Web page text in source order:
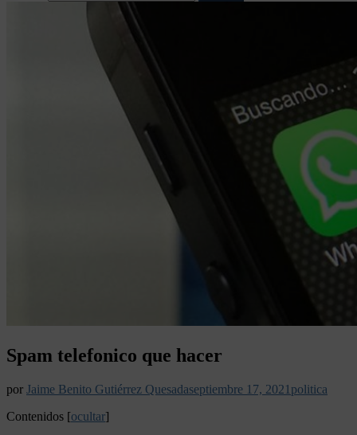
Spam telefonico que hacer
por Jaime Benito Gutiérrez Quesadaseptiembre 17, 2021 politica
Contenidos [ocultar]